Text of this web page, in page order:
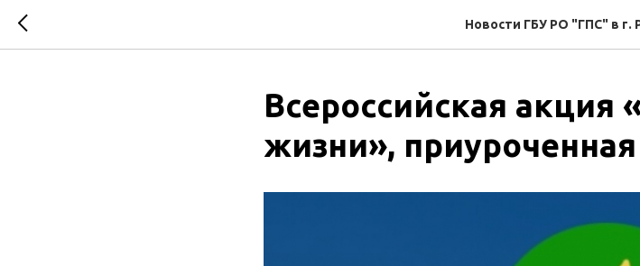
Новости ГБУ РО "ГПС" в г.
Всероссийская акция
жизни»,